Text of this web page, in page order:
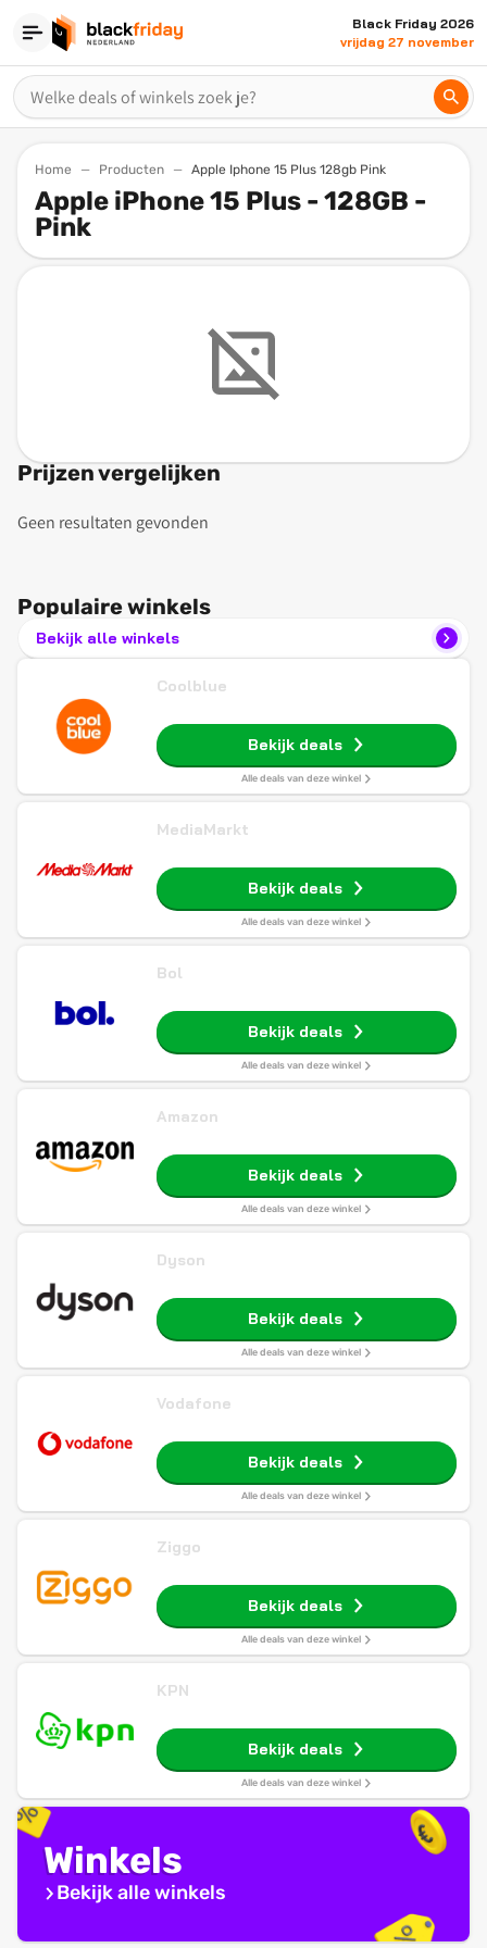
Black Friday 2026
vrijdag 27 november
Home Producten Apple Iphone 15 Plus 128gb Pink
Apple iPhone 15 Plus - 128GB -
Pink
Prijzen vergelijken
Geen resultaten gevonden
Populaire winkels
Bekijk alle winkels
Coolblue
Bekijk deals
Alle deals van deze winkel
MediaMarkt
Bekijk deals
Alle deals van deze winkel
Bol
Bekijk deals
Alle deals van deze winkel
Amazon
Bekijk deals
Alle deals van deze winkel
Dyson
Bekijk deals
Alle deals van deze winkel
Vodafone
Bekijk deals
Alle deals van deze winkel
Ziggo
Bekijk deals
Alle deals van deze winkel
KPN
Bekijk deals
Alle deals van deze winkel
Winkels
Bekijk alle winkels